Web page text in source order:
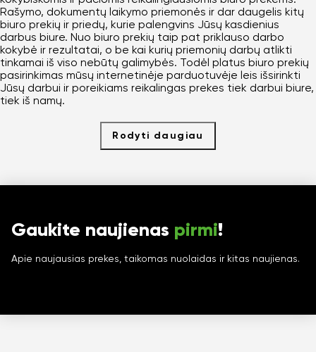
Rašymo, dokumentų laikymo priemonės ir dar daugelis kitų
biuro prekių ir priedų, kurie palengvins Jūsų kasdienius
darbus biure. Nuo biuro prekių taip pat priklauso darbo
kokybė ir rezultatai, o be kai kurių priemonių darbų atlikti
tinkamai iš viso nebūtų galimybės. Todėl platus biuro prekių
pasirinkimas mūsų internetinėje parduotuvėje leis išsirinkti
Jūsų darbui ir poreikiams reikalingas prekes tiek darbui biure,
tiek iš namų.
Rodyti daugiau
Gaukite naujienas pirmi!
Apie naujausias prekes, taikomas nuolaidas ir kitas naujienas.